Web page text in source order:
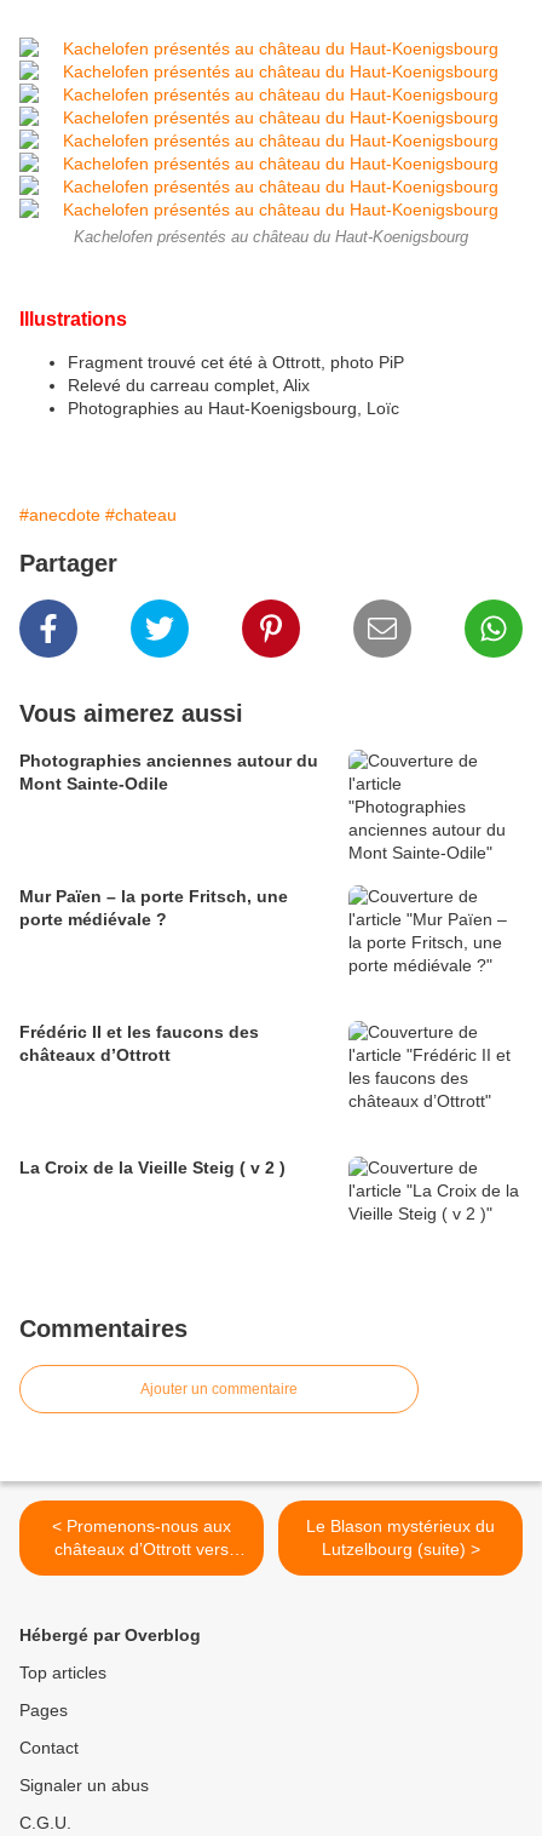
Kachelofen présentés au château du Haut-Koenigsbourg
Illustrations
Fragment trouvé cet été à Ottrott, photo PiP
Relevé du carreau complet, Alix
Photographies au Haut-Koenigsbourg, Loïc
#anecdote #chateau
Partager
Vous aimerez aussi
Photographies anciennes autour du
Mont Sainte-Odile
Mur Païen – la porte Fritsch, une
porte médiévale ?
Frédéric II et les faucons des
châteaux d’Ottrott
La Croix de la Vieille Steig ( v 2 )
Commentaires
Ajouter un commentaire
< Promenons-nous aux
châteaux d’Ottrott vers
1830
Le Blason mystérieux du
Lutzelbourg (suite) >
Hébergé par Overblog
Top articles
Pages
Contact
Signaler un abus
C.G.U.